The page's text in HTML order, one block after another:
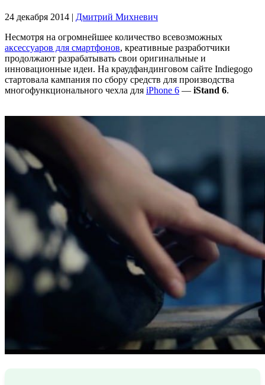
24 декабря 2014 | Дмитрий Михневич
Несмотря на огромнейшее количество всевозможных
аксессуаров для смартфонов, креативные разработчики
продолжают разрабатывать свои оригинальные и
инновационные идеи. На краудфандинговом сайте Indiegogo
стартовала кампания по сбору средств для производства
многофункционального чехла для iPhone 6 — iStand 6.